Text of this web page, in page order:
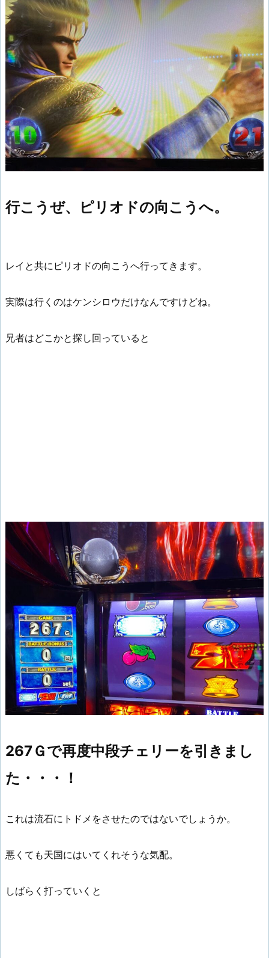
行こうぜ、ピリオドの向こうへ。
レイと共にピリオドの向こうへ行ってきます。
実際は行くのはケンシロウだけなんですけどね。
兄者はどこかと探し回っていると
267Ｇで再度中段チェリーを引きまし
た・・・！
これは流石にトドメをさせたのではないでしょうか。
悪くても天国にはいてくれそうな気配。
しばらく打っていくと